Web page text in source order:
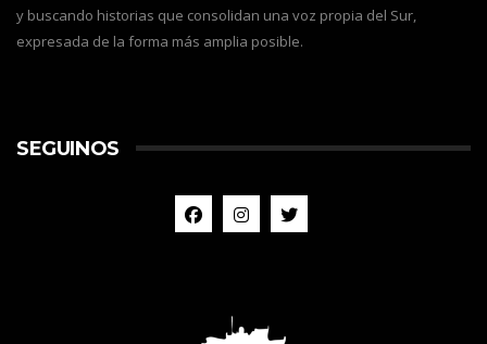
y buscando historias que consolidan una voz propia del Sur,
expresada de la forma más amplia posible.
SEGUINOS